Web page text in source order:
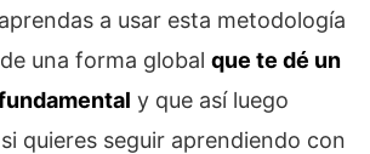
a usar esta metodología
una forma global que te dé un
y que así luego
quieres seguir aprendiendo con